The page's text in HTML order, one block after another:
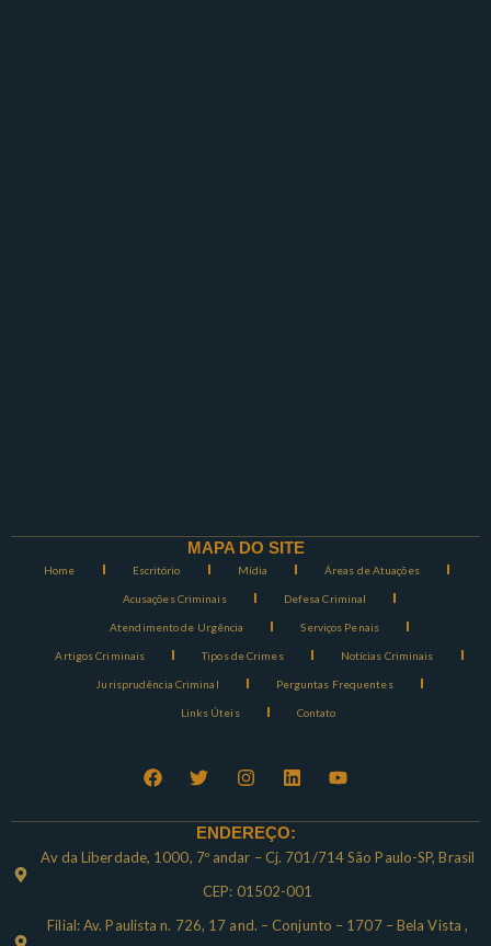
MAPA DO SITE
Home Escritório Mídia Áreas de Atuações
Acusações Criminais Defesa Criminal
Atendimento de Urgência Serviços Penais
Artigos Criminais Tipos de Crimes Notícias Criminais
Jurisprudência Criminal Perguntas Frequentes
Links Úteis Contato
ENDEREÇO:
Av da Liberdade, 1000, 7º andar – Cj. 701/714 São Paulo-SP, Brasil
CEP: 01502-001
Filial: Av. Paulista n. 726, 17 and. – Conjunto – 1707 – Bela Vista ,